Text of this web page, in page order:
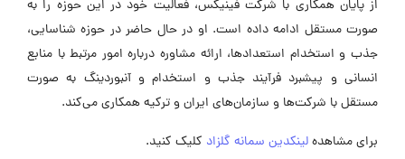
از پایان همکاری با شرکت فینیکس، فعالیت خود در این حوزه را به
صورت مستقل ادامه داده است. او در حال حاضر در حوزه شناسایی،
جذب و استخدام استعدادها، ارائه مشاوره درباره امور مرتبط با منابع
انسانی و پیشبرد فرآیند جذب و استخدام و آنبوردینگ به صورت
مستقل با شرکت‌ها و سازمان‌های ایران و ترکیه همکاری می‌کند.
برای مشاهدهلینکدین سمانه گلزاد کلیک کنید.